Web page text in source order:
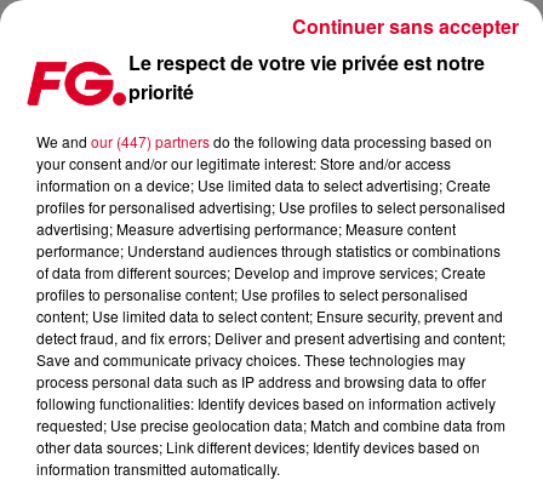
FG X MADONNA : LA NOUVELLE RADIO DIGITALE DE LA MAISON FG
Publié : 9 juillet 2026 à 10h23
Le respect de votre vie privée est notre
priorité
We and our (447) partnersdo the following data processing based on
your consent and/or our legitimate interest: Store and/or access
information on a device; Use limited data to select advertising; Create
profiles for personalised advertising; Use profiles to select personalised
advertising; Measure advertising performance; Measure content
performance; Understand audiences through statistics or combinations
of data from different sources; Develop and improve services; Create
profiles to personalise content; Use profiles to select personalised
content; Use limited data to select content; Ensure security, prevent and
detect fraud, and fix errors; Deliver and present advertising and content;
Save and communicate privacy choices. These technologies may
process personal data such as IP address and browsing data to offer
following functionalities: Identify devices based on information actively
requested; Use precise geolocation data; Match and combine data from
other data sources; Link different devices; Identify devices based on
information transmitted automatically.
Continuer sans accepter